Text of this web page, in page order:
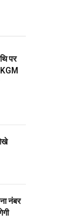
पर
KGM
नंबर